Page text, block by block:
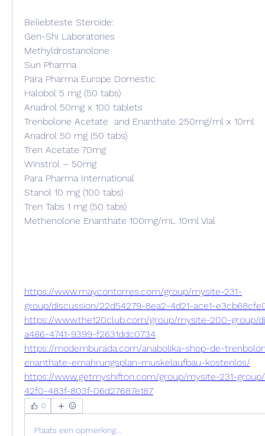
Beliebteste Steroide:
Gen-Shi Laboratories
Methyldrostanolone
Sun Pharma
Para Pharma Europe Domestic
Halobol 5 mg (50 tabs)
Anadrol 50mg x 100 tablets
Trenbolone Acetate  and Enanthate 250mg/ml x 10ml
Anadrol 50 mg (50 tabs)
Tren Acetate 70mg
Winstrol – 50mg
Para Pharma International
Stanol 10 mg (100 tabs)
Tren Tabs 1 mg (50 tabs)
Methenolone Enanthate 100mg/mL 10ml Vial
https://www.maycontorres.com/group/mysite-231-
group/discussion/22d54279-8ea2-4d21-ace1-
https://www.the120club.com/group/mysite-200-group/
a486-4741-9399-f2631ddc0734
https://modemburada.com/anabolika-shop-de-
enanthate-ernahrungsplan-muskelaufbau-kostenlos/
https://www.getmyshifton.com/group/mysite-231-
42f0-483f-803f-06d27687e187
0
Plaats een opmerking...